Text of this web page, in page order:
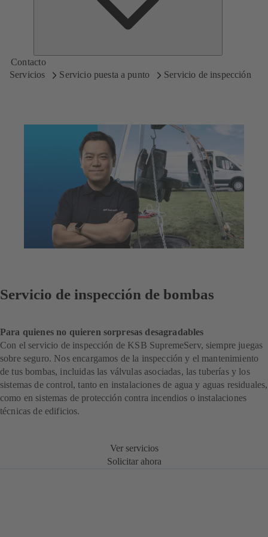
Contacto
Servicios
Servicio puesta a punto Servicio de inspección
Servicio de inspección de bombas
Para quienes no quieren sorpresas desagradables
Con el servicio de inspección de KSB SupremeServ, siempre juegas
sobre seguro. Nos encargamos de la inspección y el mantenimiento
de tus bombas, incluidas las válvulas asociadas, las tuberías y los
sistemas de control, tanto en instalaciones de agua y aguas residuales,
como en sistemas de protección contra incendios o instalaciones
técnicas de edificios.
Ver servicios
Solicitar ahora